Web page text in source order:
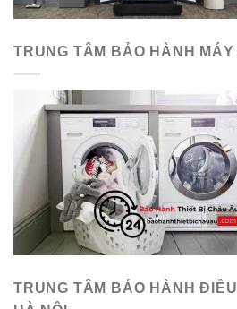
TRUNG TÂM BẢO HÀNH
TRUNG TÂM BẢO HÀNH